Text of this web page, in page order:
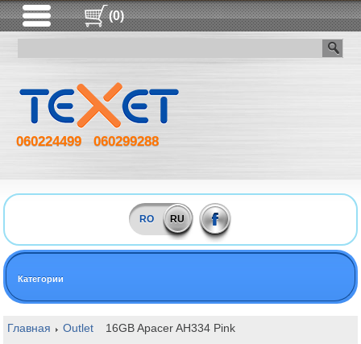
(0)
060224499 060299288
RO RU
Категории
Главная Outlet 16GB Apacer AH334 Pink